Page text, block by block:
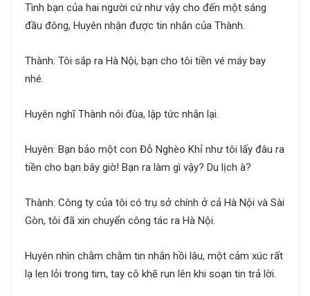
Tình bạn của hai người cứ như vậy cho đến một sáng
đầu đông, Huyên nhận được tin nhắn của Thành.
Thành: Tôi sắp ra Hà Nội, bạn cho tôi tiền vé máy bay
nhé.
Huyên nghĩ Thành nói đùa, lập tức nhắn lại.
Huyên: Bạn bảo một con Đỗ Nghèo Khỉ như tôi lấy đâu ra
tiền cho bạn bây giờ! Bạn ra làm gì vậy? Du lịch à?
Thành: Công ty của tôi có trụ sở chính ở cả Hà Nội và Sài
Gòn, tôi đã xin chuyển công tác ra Hà Nội.
Huyên nhìn chằm chằm tin nhắn hồi lâu, một cảm xúc rất
lạ len lỏi trong tim, tay cô khẽ run lên khi soạn tin trả lời.